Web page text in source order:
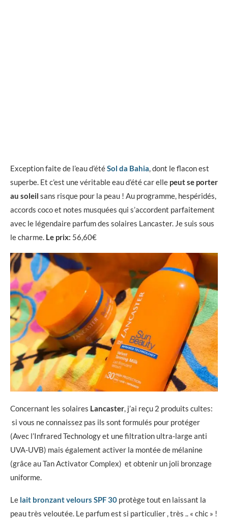
Exception faite de l’eau d’étéSol da Bahia, dont le flacon est
superbe. Et c’est une véritable eau d’été car elle peut se porter
au soleil sans risque pour la peau ! Au programme, hespéridés,
accords coco et notes musquées qui s’accordent parfaitement
avec le légendaire parfum des solaires Lancaster. Je suis sous
le charme. Le prix: 56,60€
Concernant les solaires Lancaster, j’ai reçu 2 produits cultes:
si vous ne connaissez pas ils sont formulés pour protéger
(Avec l’Infrared Technology et une filtration ultra-large anti
UVA-UVB) mais également activer la montée de mélanine
(grâce au Tan Activator Complex) et obtenir un joli bronzage
uniforme.
Le lait bronzant velours SPF 30 protège tout en laissant la
peau très veloutée. Le parfum est si particulier , très .. « chic » !